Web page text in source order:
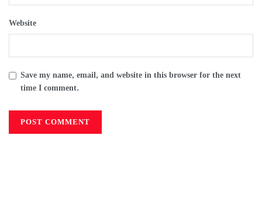
Website
Save my name, email, and website in this browser for the next
time I comment.